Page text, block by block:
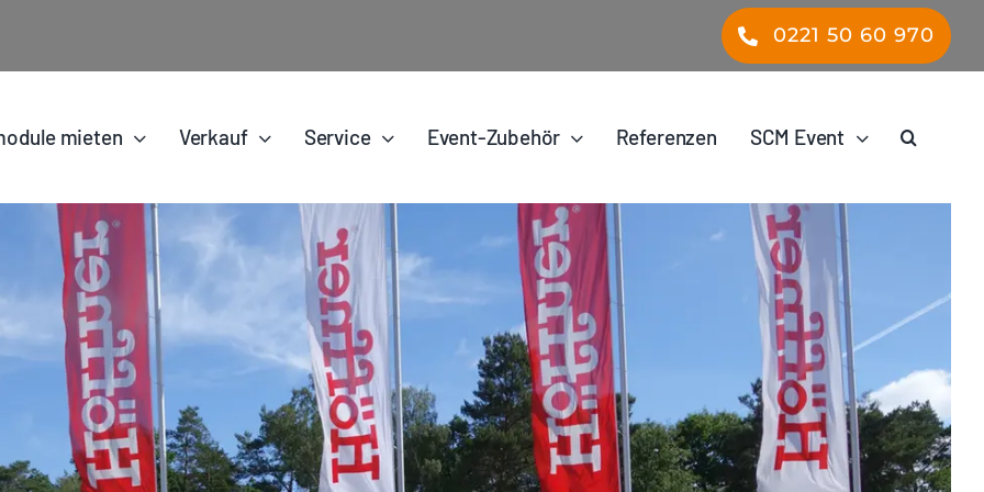
0221 50 60 970
mieten Verkauf Service Event-Zubehör Referenzen SCM Event